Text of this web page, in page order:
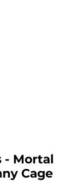
- Mortal
Cage